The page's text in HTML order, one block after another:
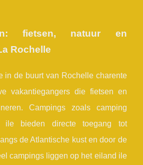
fietsen, natuur en
Rochelle
in de buurt van Rochelle charente
vakantiegangers die fietsen en
Campings zoals camping
ile bieden directe toegang tot
de Atlantische kust en door de
campings liggen op het eiland ile